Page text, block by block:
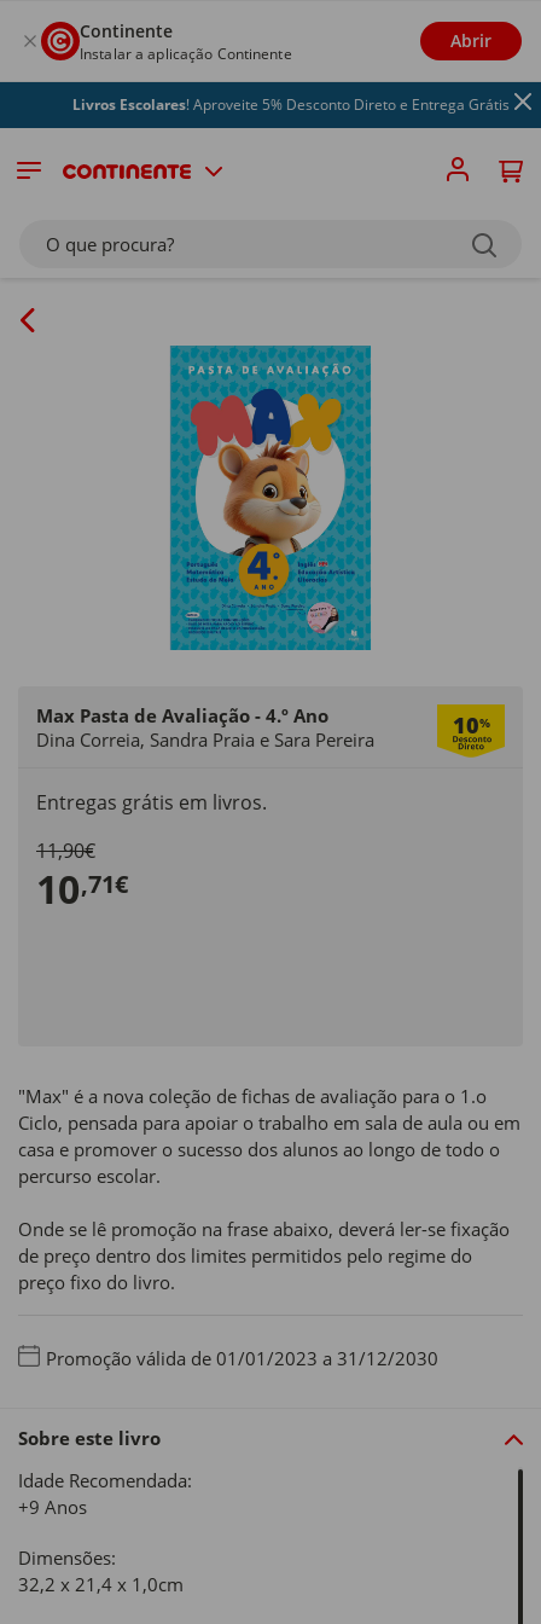
Continente
Instalar a aplicação Continente
Abrir
Livros Escolares! Aproveite 5% Desconto Direto e Entrega Grátis
O que procura?
Max Pasta de Avaliação - 4.º Ano 10%
Dina Correia, Sandra Praia e Sara Pereira
Entregas grátis em livros.
11,90€
10,71€
"Max" é a nova coleção de fichas de avaliação para o 1.o
Ciclo, pensada para apoiar o trabalho em sala de aula ou em
casa e promover o sucesso dos alunos ao longo de todo o
percurso escolar.
Onde se lê promoção na frase abaixo, deverá ler-se fixação
de preço dentro dos limites permitidos pelo regime do
preço fixo do livro.
Promoção válida de 01/01/2023 a 31/12/2030
Sobre este livro
Idade Recomendada:
+9 Anos
Dimensões:
32,2 x 21,4 x 1,0cm